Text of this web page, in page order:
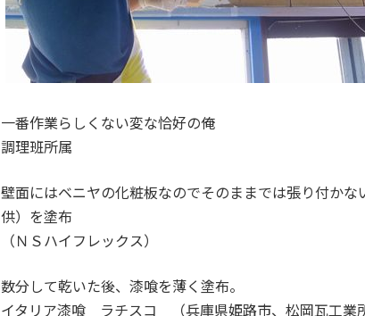
一番作業らしくない変な恰好の俺
調理班所属
壁面にはベニヤの化粧板なのでそのままでは張り付か
供）を塗布
（ＮＳハイフレックス）
数分して乾いた後、漆喰を薄く塗布。
イタリア漆喰 ラチスコ （兵庫県姫路市、松岡瓦工業